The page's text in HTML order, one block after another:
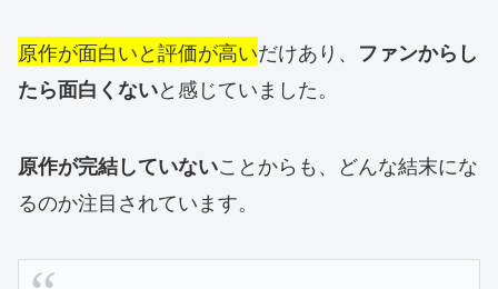
原作が面白いと評価が高いだけあり、 ファンからし
たら面白くないと感じていました。
原作が完結していないことからも、どんな結末にな
るのか注目されています。